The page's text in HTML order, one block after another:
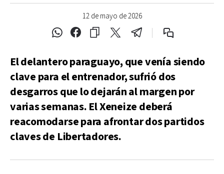
12 de mayo de 2026
El delantero paraguayo, que venía siendo
clave para el entrenador, sufrió dos
desgarros que lo dejarán al margen por
varias semanas. El Xeneize deberá
reacomodarse para afrontar dos partidos
claves de Libertadores.